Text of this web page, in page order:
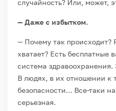
случайность? Или, может,
— Даже с избытком.
— Почему так происходит?
хватает? Есть бесплатные
система
В людях, в их отношении к
безопасности… Все-таки
серьезная.